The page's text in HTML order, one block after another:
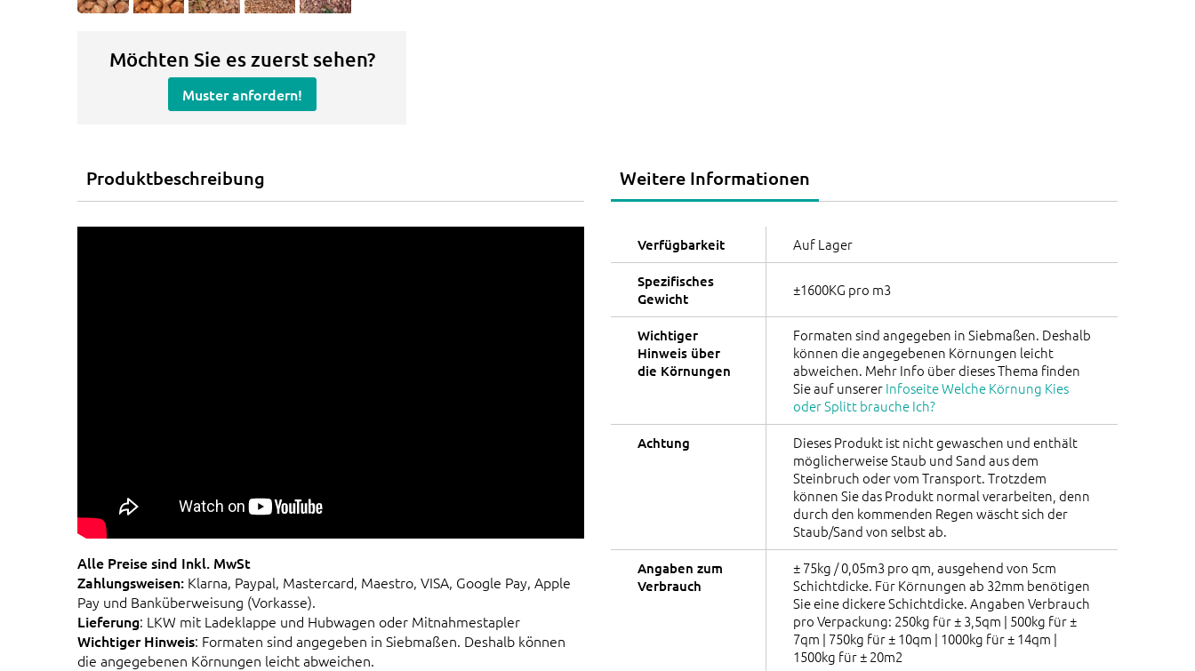
Möchten Sie es zuerst sehen?
Muster anfordern!
Produktbeschreibung
Alle Preise sind Inkl. MwSt
Zahlungsweisen: Klarna, Paypal, Mastercard, Maestro, VISA, Google Pay, Apple
Pay und Banküberweisung (Vorkasse).
Lieferung: LKW mit Ladeklappe und Hubwagen oder Mitnahmestapler
Wichtiger Hinweis: Formaten sind angegeben in Siebmaßen. Deshalb können
die angegebenen Körnungen leicht abweichen.
Weitere Informationen
Verfügbarkeit Auf Lager
Spezifisches
Gewicht
±1600KG pro m3
Wichtiger
Hinweis über
die Körnungen
Formaten sind angegeben in Siebmaßen. Deshalb
können die angegebenen Körnungen leicht
abweichen. Mehr Info über dieses Thema finden
Sie auf unsererInfoseite Welche Körnung Kies
oder Splitt brauche Ich?
Achtung
Dieses Produkt ist nicht gewaschen und enthält
möglicherweise Staub und Sand aus dem
Steinbruch oder vom Transport. Trotzdem
können Sie das Produkt normal verarbeiten, denn
durch den kommenden Regen wäscht sich der
Staub/Sand von selbst ab.
Angaben zum
Verbrauch
± 75kg / 0,05m3 pro qm, ausgehend von 5cm
Schichtdicke. Für Körnungen ab 32mm benötigen
Sie eine dickere Schichtdicke. Angaben Verbrauch
pro Verpackung: 250kg für ± 3,5qm | 500kg für ±
7qm | 750kg für ± 10qm | 1000kg für ± 14qm |
1500kg für ± 20m2